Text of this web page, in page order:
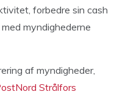
forbedre sin cash
myndighederne
af myndigheder,
Strålfors